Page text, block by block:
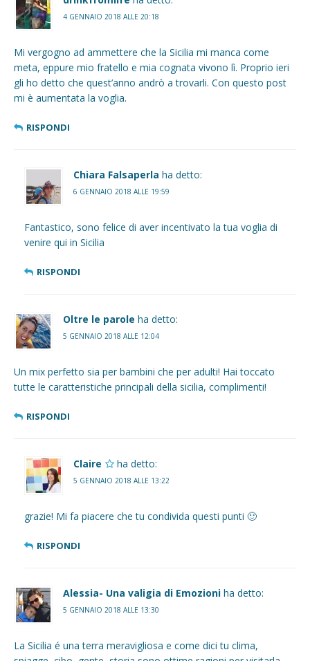
4 GENNAIO 2018 ALLE 20:18
Mi vergogno ad ammettere che la Sicilia mi manca come
meta, eppure mio fratello e mia cognata vivono lì. Proprio ieri
gli ho detto che quest’anno andrò a trovarli. Con questo post
mi è aumentata la voglia.
RISPONDI
Chiara Falsaperla ha detto:
6 GENNAIO 2018 ALLE 19:59
Fantastico, sono felice di aver incentivato la tua voglia di
venire qui in Sicilia
RISPONDI
Oltre le parole ha detto:
5 GENNAIO 2018 ALLE 12:04
Un mix perfetto sia per bambini che per adulti! Hai toccato
tutte le caratteristiche principali della sicilia, complimenti!
RISPONDI
Claire ha detto:
5 GENNAIO 2018 ALLE 13:22
grazie! Mi fa piacere che tu condivida questi punti 🙂
RISPONDI
Alessia- Una valigia di Emozioni ha detto:
5 GENNAIO 2018 ALLE 13:30
La Sicilia é una terra meravigliosa e come dici tu clima,